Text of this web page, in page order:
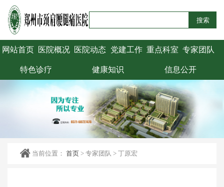
搜索
网站首页 医院概况 医院动态 党建工作 重点科室 专家团队
特色诊疗 健康知识 信息公开
当前位置： 首页> 专家团队 > 丁原宏